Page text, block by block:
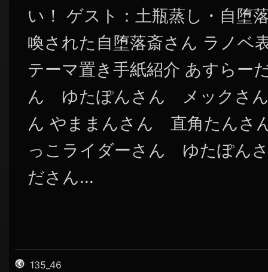
い！ ゲスト：土瓶蒸し・自堕
喚された自堕落斎さん ラノベ
テーマ置き手紙紹介 あすら
ん ゆたぽんさん メックさ
ん やままんさん 直角たん
っこライダーさん ゆたぽん
ださん...
135_46